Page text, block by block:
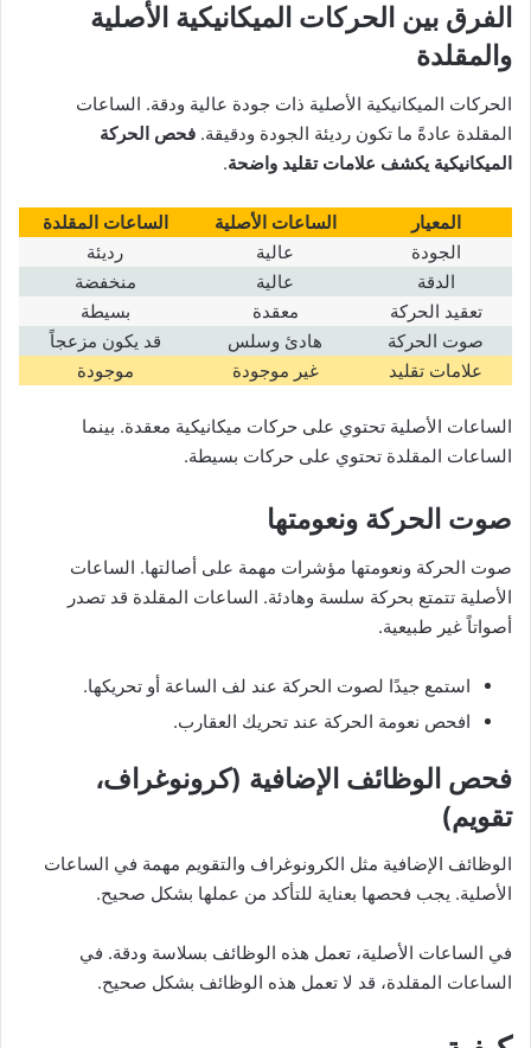
الفرق بين الحركات الميكانيكية الأصلية
والمقلدة
الحركات الميكانيكية الأصلية ذات جودة عالية ودقة. الساعات
المقلدة عادةً ما تكون رديئة الجودة ودقيقة. فحص الحركة
الميكانيكية يكشف علامات تقليد واضحة.
المعيار الساعات الأصلية
الساعات المقلدة
الجودة
عالية
رديئة
الدقة
عالية
منخفضة
تعقيد الحركة
معقدة
بسيطة
صوت الحركة
هادئ وسلس
قد يكون مزعجاً
علامات تقليد
غير موجودة موجودة
الساعات الأصلية تحتوي على حركات ميكانيكية معقدة. بينما
الساعات المقلدة تحتوي على حركات بسيطة.
صوت الحركة ونعومتها
صوت الحركة ونعومتها مؤشرات مهمة على أصالتها. الساعات
الأصلية تتمتع بحركة سلسة وهادئة. الساعات المقلدة قد تصدر
أصواتاً غير طبيعية.
استمع جيدًا لصوت الحركة عند لف الساعة أو تحريكها.
افحص نعومة الحركة عند تحريك العقارب.
فحص الوظائف الإضافية (كرونوغراف،
تقويم)
الوظائف الإضافية مثل الكرونوغراف والتقويم مهمة في الساعات
الأصلية. يجب فحصها بعناية للتأكد من عملها بشكل صحيح.
في الساعات الأصلية، تعمل هذه الوظائف بسلاسة ودقة. في
الساعات المقلدة، قد لا تعمل هذه الوظائف بشكل صحيح.